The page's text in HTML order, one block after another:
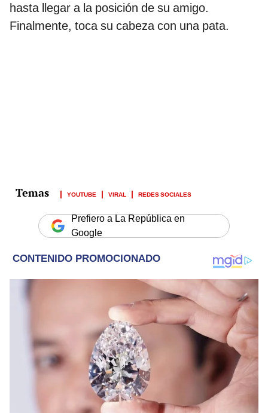
hasta llegar a la posición de su amigo.
Finalmente, toca su cabeza con una pata.
YOUTUBE VIRAL REDES SOCIALES
Prefiero a La República en
Google